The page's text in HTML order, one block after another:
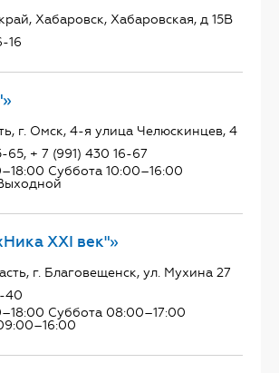
Хабаровск, Хабаровская, д 15В
16
г. Омск, 4-я улица Челюскинцев, 4
65, + 7 (991) 430 16-67
Суббота 10:00–16:00
ХХI век"»
г. Благовещенск, ул. Мухина 27
40
Суббота 08:00–17:00